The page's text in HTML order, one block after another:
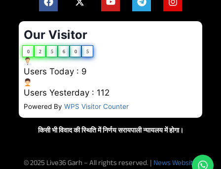
Our Visitor
0 2 5 6 0 5
Users Today : 9
Users Yesterday : 112
Powered By WPS Visitor Counter
किसी भी विवाद की स्थिति में निर्णय सरायपाली न्यायलय में होगा।
© 2025 Live36 Garh – All rights reserved. | News Website